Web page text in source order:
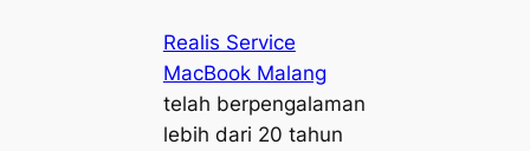
Realis Service
MacBook Malang
telah berpengalaman
lebih dari 20 tahun